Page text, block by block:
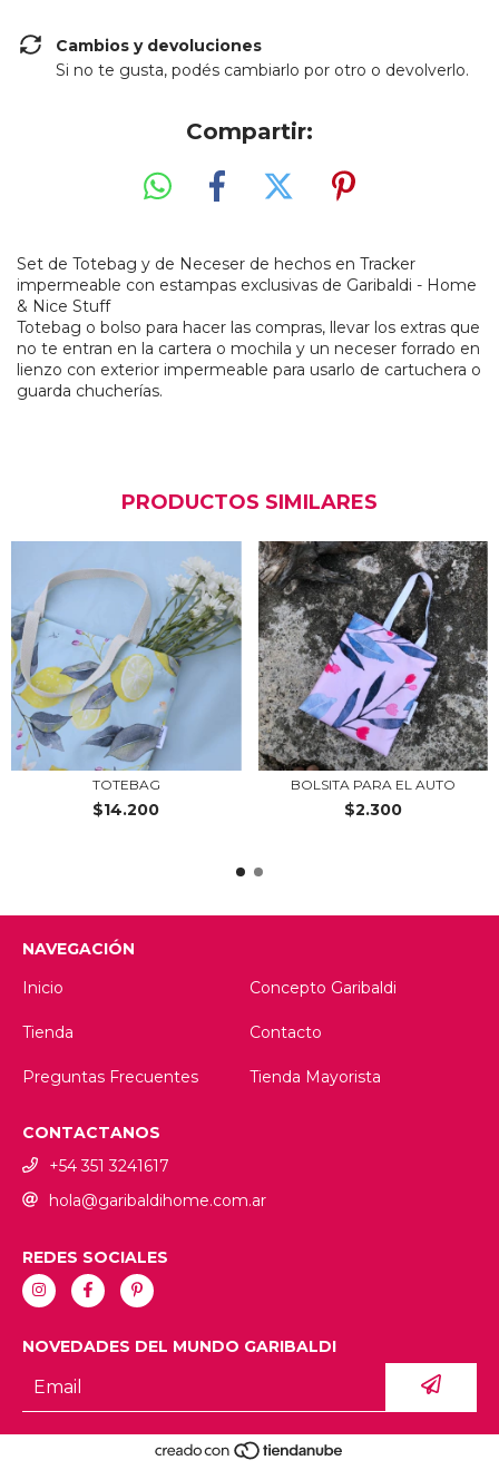
Cambios y devoluciones
Si no te gusta, podés cambiarlo por otro o devolverlo.
Compartir:
Set de Totebag y de Neceser de hechos en Tracker
impermeable con estampas exclusivas de Garibaldi - Home
& Nice Stuff
Totebag o bolso para hacer las compras, llevar los extras que
no te entran en la cartera o mochila y un neceser forrado en
lienzo con exterior impermeable para usarlo de cartuchera o
guarda chucherías.
PRODUCTOS SIMILARES
TOTEBAG
$14.200
BOLSITA PARA EL AUTO
$2.300
NAVEGACIÓN
Inicio
Concepto Garibaldi
Tienda Contacto
Preguntas Frecuentes Tienda Mayorista
CONTACTANOS
+54 351 3241617
hola@garibaldihome.com.ar
REDES SOCIALES
NOVEDADES DEL MUNDO GARIBALDI